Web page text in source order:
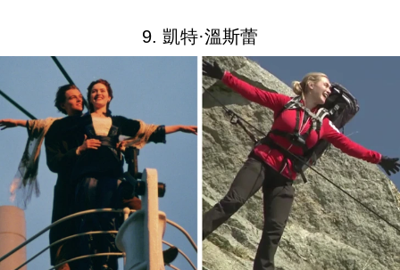
9. 凱特·溫斯蕾